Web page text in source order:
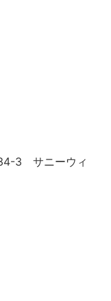
3 サニーウィ